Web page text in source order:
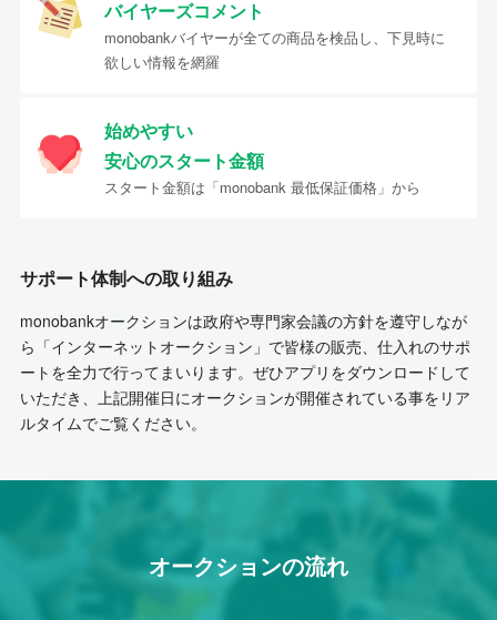
バイヤーズコメント
monobankバイヤーが全ての商品を検品し、下見時に
欲しい情報を網羅
始めやすい
安心のスタート金額
スタート金額は「monobank 最低保証価格」から
サポート体制への取り組み
monobankオークションは政府や専門家会議の方針を遵守しなが
ら「インターネットオークション」で皆様の販売、仕入れのサポ
ートを全力で行ってまいります。ぜひアプリをダウンロードして
いただき、上記開催日にオークションが開催されている事をリア
ルタイムでご覧ください。
オークションの流れ